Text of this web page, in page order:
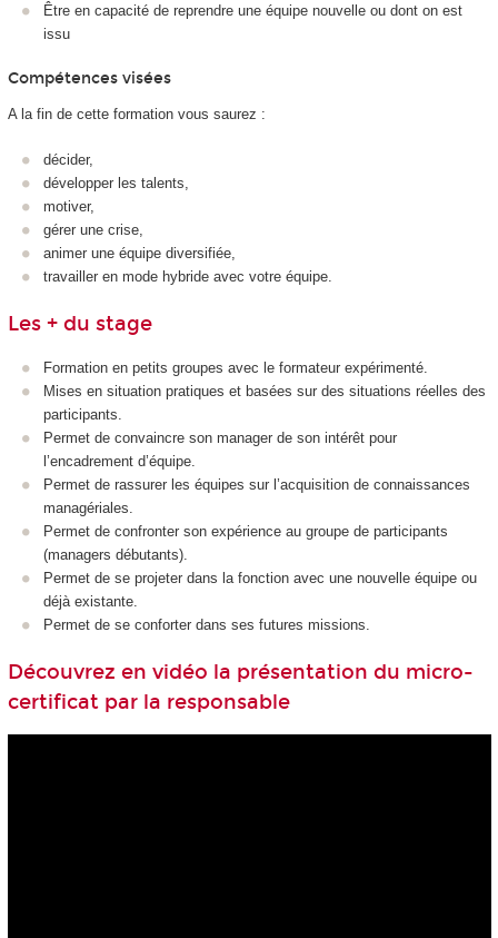
Être en capacité de reprendre une équipe nouvelle ou dont on est
issu
Compétences visées
A la fin de cette formation vous saurez :
décider,
développer les talents,
motiver,
gérer une crise,
animer une équipe diversifiée,
travailler en mode hybride avec votre équipe.
Les + du stage
Formation en petits groupes avec le formateur expérimenté.
Mises en situation pratiques et basées sur des situations réelles des
participants.
Permet de convaincre son manager de son intérêt pour
l’encadrement d’équipe.
Permet de rassurer les équipes sur l’acquisition de connaissances
managériales.
Permet de confronter son expérience au groupe de participants
(managers débutants).
Permet de se projeter dans la fonction avec une nouvelle équipe ou
déjà existante.
Permet de se conforter dans ses futures missions.
Découvrez en vidéo la présentation du micro-
certificat par la responsable